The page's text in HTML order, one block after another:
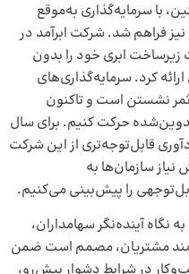
با سرمایه‌گذاری به‌موقع
انجام‌شده، منابع موردنیاز سال ۱۴۰۵ نیز فراهم شد. شرکت ابرآمد در
ابری خود را بدون
کرد. سرمایه‌گذاری‌های
ثمر نشستن است و تاکنون
حرکت کنیم. برای سال
قابل‌توجه‌تری از این شرکت
سازمان‌ها به
را پیش‌بینی می‌کنیم.
نگاه آینده‌نگر سهامداران،
مشتریان، مصمم است ضمن